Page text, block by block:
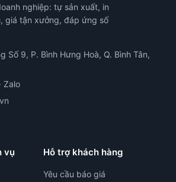
nghiệp: tự sản xuất, in
giá tận xưởng, đáp ứng số
Số 9, P. Bình Hưng Hoà, Q. Bình Tân,
· Zalo
vụ Hỗ trợ khách hàng
Yêu cầu báo giá